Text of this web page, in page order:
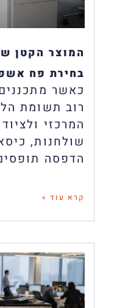
המוצר הקטן
בחירת פח
כאשר
רוב תשומת
המרכזי
שולחנות,
הדפסה
קרא עוד »